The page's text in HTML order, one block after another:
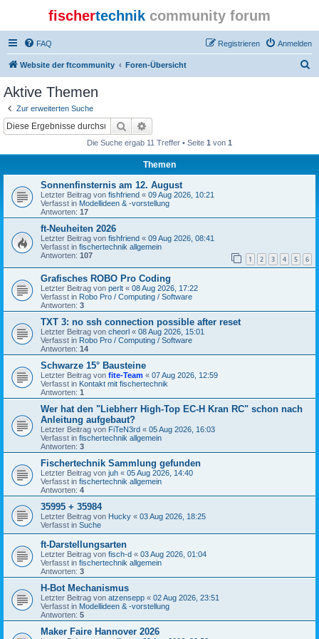
fischertechnik community forum
FAQ Anmelden
Registrieren
Website der ftcommunity Foren-Übersicht
Aktive Themen
Zur erweiterten Suche
Suche
Die Suche ergab 11 Treffer • Seite 1 von 1
Themen
Sonnenfinsternis am 12. August
Letzter Beitrag von fishfriend « 09 Aug 2026, 10:21
Verfasst in Modellideen & -vorstellung
Antworten: 17
ft-Neuheiten 2026
Letzter Beitrag von fishfriend « 09 Aug 2026, 08:41
Verfasst in fischertechnik allgemein
Antworten: 107 1 2 3 4 5 6
Grafisches ROBO Pro Coding
Letzter Beitrag von perlt « 08 Aug 2026, 17:22
Verfasst in Robo Pro / Computing / Software
Antworten: 3
TXT 3: no ssh connection possible after reset
Letzter Beitrag von cheorl « 08 Aug 2026, 15:01
Verfasst in Robo Pro / Computing / Software
Antworten: 14
Schwarze 15° Bausteine
Letzter Beitrag von fite-Team « 07 Aug 2026, 12:59
Verfasst in Kontakt mit fischertechnik
Antworten: 1
Wer hat den "Liebherr High-Top EC-H Kran RC" schon nach
Anleitung aufgebaut?
Letzter Beitrag von FiTeN3rd « 05 Aug 2026, 16:03
Verfasst in fischertechnik allgemein
Antworten: 3
Fischertechnik Sammlung gefunden
Letzter Beitrag von juh « 05 Aug 2026, 14:40
Verfasst in fischertechnik allgemein
Antworten: 4
35995 + 35984
Letzter Beitrag von Hucky « 03 Aug 2026, 18:25
Verfasst in Suche
ft-Darstellungsarten
Letzter Beitrag von fisch-d « 03 Aug 2026, 01:04
Verfasst in fischertechnik allgemein
Antworten: 3
H-Bot Mechanismus
Letzter Beitrag von atzensepp « 02 Aug 2026, 23:51
Verfasst in Modellideen & -vorstellung
Antworten: 5
Maker Faire Hannover 2026